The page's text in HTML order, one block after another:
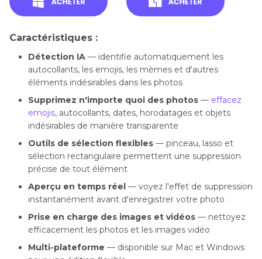
Caractéristiques :
Détection IA — identifie automatiquement les
autocollants, les emojis, les mèmes et d'autres
éléments indésirables dans les photos
Supprimez n'importe quoi des photos — effacez
emojis, autocollants, dates, horodatages et objets
indésirables de manière transparente
Outils de sélection flexibles — pinceau, lasso et
sélection rectangulaire permettent une suppression
précise de tout élément
Aperçu en temps réel — voyez l'effet de suppression
instantanément avant d'enregistrer votre photo
Prise en charge des images et vidéos — nettoyez
efficacement les photos et les images vidéo
Multi-plateforme — disponible sur Mac et Windows